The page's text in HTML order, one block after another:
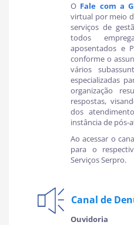
O Fale com a
virtual por meio
serviços de
todos
aposentados e
conforme o
vários
especializadas
organização
respostas,
dos
instância de pós-
Ao acessar o
para o
Serviços Serpro.
Canal de
Ouvidoria